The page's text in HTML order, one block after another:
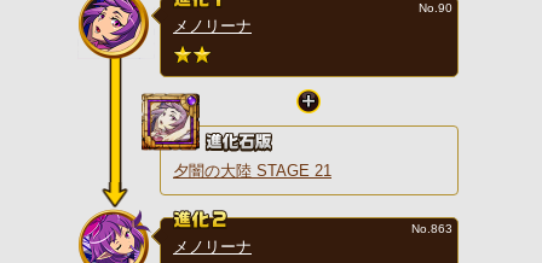
メノリーナ
No.90
夕闇の大陸 STAGE 21
メノリーナ
No.863